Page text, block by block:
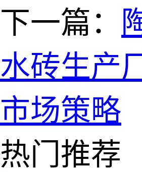
下一篇：
水砖生产
市场策略
热门推荐